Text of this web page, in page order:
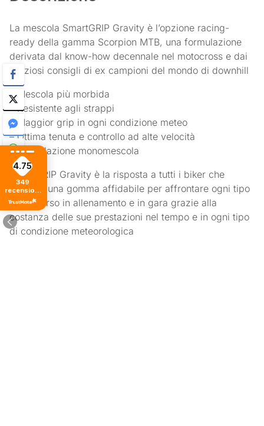
La mescola SmartGRIP Gravity è l’opzione racing-
ready della gamma Scorpion MTB, una formulazione
derivata dal know-how decennale nel motocross e dai
preziosi consigli di ex campioni del mondo di downhill
– Mescola più morbida
– Resistente agli strappi
– Maggior grip in ogni condizione meteo
– Ottima tenuta e controllo ad alte velocità
– Formulazione monomescola
SmartGRIP Gravity è la risposta a tutti i biker che
cercano una gomma affidabile per affrontare ogni tipo
di percorso in allenamento e in gara grazie alla
costanza delle sue prestazioni nel tempo e in ogni tipo
di condizione meteorologica
4.75
349
recensioni
di tutti i